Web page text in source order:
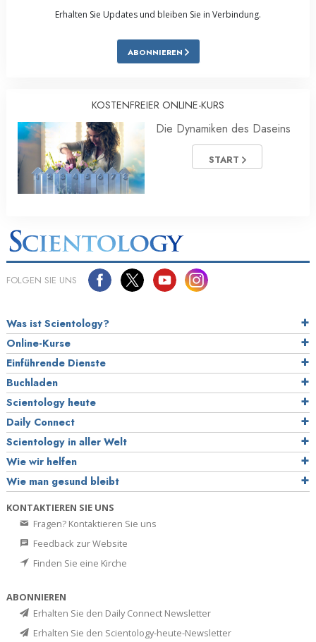
Erhalten Sie Updates und bleiben Sie in Verbindung.
ABONNIEREN
KOSTENFREIER ONLINE-KURS
Die Dynamiken des Daseins
START
FOLGEN SIE UNS
Was ist Scientology?
Online-Kurse
Einführende Dienste
Buchladen
Scientology heute
Daily Connect
Scientology in aller Welt
Wie wir helfen
Wie man gesund bleibt
KONTAKTIEREN SIE UNS
Fragen? Kontaktieren Sie uns
Feedback zur Website
Finden Sie eine Kirche
ABONNIEREN
Erhalten Sie den Daily Connect Newsletter
Erhalten Sie den Scientology-heute-Newsletter